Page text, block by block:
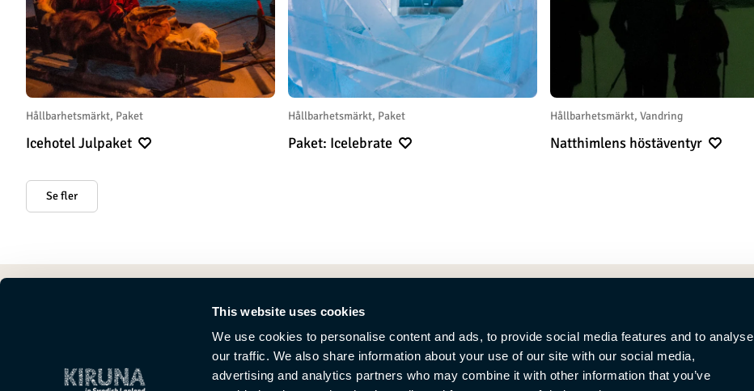
This website uses cookies
We use cookies to personalise content and ads, to provide social media features and to analyse
our traffic. We also share information about your use of our site with our social media,
advertising and analytics partners who may combine it with other information that you’ve
Hållbarhetsmärkt, Paket
Icehotel Julpaket
Hållbarhetsmärkt, Paket
Paket: Icelebrate
Hållbarhetsmärkt, Vandring
Natthimlens höstäventyr
Se fler